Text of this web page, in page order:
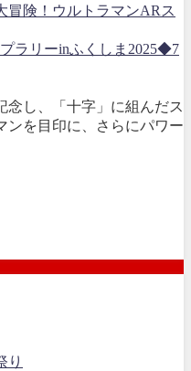
冒険！ウルトラマンARス
ラリーinふくしま2025◆7
念し、「十字」に組んだス
ンを目印に、さらにパワー
り